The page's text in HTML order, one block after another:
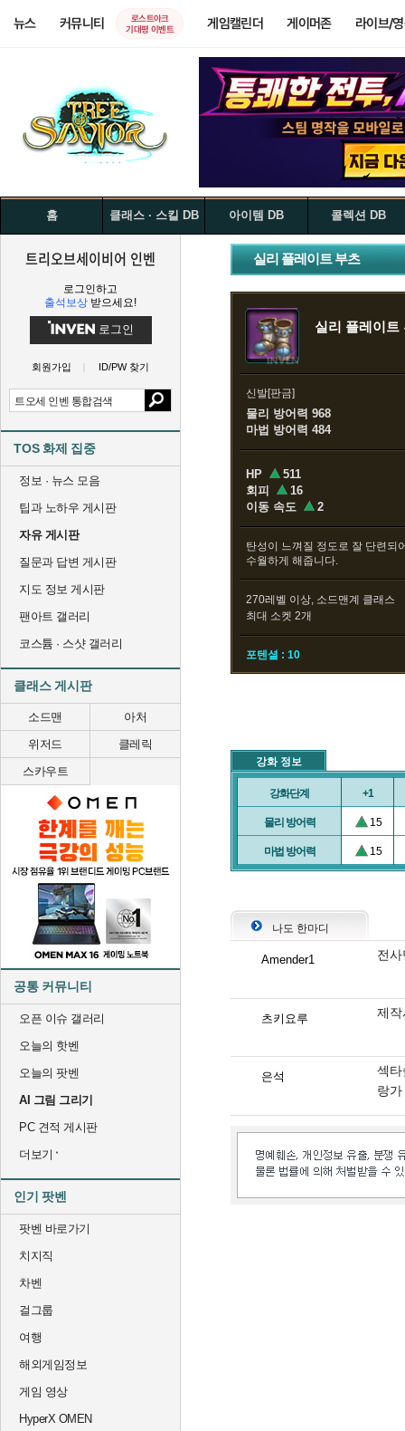
뉴스 커뮤니티
로스트아크
기대평 이벤트
게임캘린더 게이머존 라이브/
홈 클래스 · 스킬 DB 아이템 DB 콜렉션 DB
트리오브세이비어 인벤
로그인하고
출석보상 받으세요!
로그인
회원가입 ID/PW 찾기
TOS 화제 집중
정보 · 뉴스 모음
팁과 노하우 게시판
자유 게시판
질문과 답변 게시판
지도 정보 게시판
팬아트 갤러리
코스튬 · 스샷 갤러리
클래스 게시판
소드맨
아처
위저드
클레릭
스카우트
공통 커뮤니티
오픈 이슈 갤러리
오늘의 핫벤
오늘의 팟벤
AI 그림 그리기
PC 견적 게시판
더보기
인기 팟벤
팟벤 바로가기
치지직
차벤
걸그룹
여행
해외게임정보
게임 영상
HyperX OMEN
실리 플레이트 부츠
실리 플레이트
신발[판금]
물리 방어력 968
마법 방어력 484
HP
511
회피
16
이동 속도
2
탄성이 느껴질 정도로 잘 단련되
수월하게 해줍니다.
270레벨 이상, 소드맨계 클래스
최대 소켓 2개
포텐셜 : 10
강화 정보
강화단계 +1
물리 방어력 15
마법 방어력 15
나도 한마디
Amender1 전
츠키요루 제작
은석
섹타
랑가